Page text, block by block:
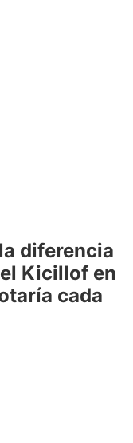
diferencia
Kicillof en
cada